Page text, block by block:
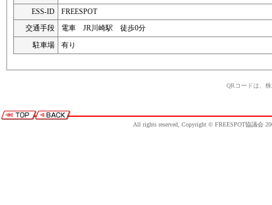
ESS-ID
FREESPOT
交通手段
電車 JR川崎駅 徒歩0分
駐車場
有り
QRコードは、
All rights reserved, Copyright © FREESPOT協議会